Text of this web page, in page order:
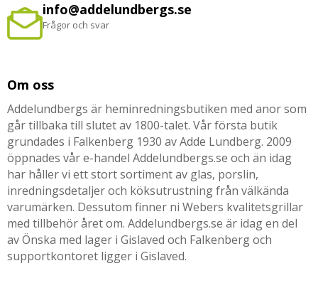
info@addelundbergs.se
Frågor och svar
Om oss
Addelundbergs är heminredningsbutiken med anor som
går tillbaka till slutet av 1800-talet. Vår första butik
grundades i Falkenberg 1930 av Adde Lundberg. 2009
öppnades vår e-handel Addelundbergs.se och än idag
har håller vi ett stort sortiment av glas, porslin,
inredningsdetaljer och köksutrustning från välkända
varumärken. Dessutom finner ni Webers kvalitetsgrillar
med tillbehör året om. Addelundbergs.se är idag en del
av Önska med lager i Gislaved och Falkenberg och
supportkontoret ligger i Gislaved.